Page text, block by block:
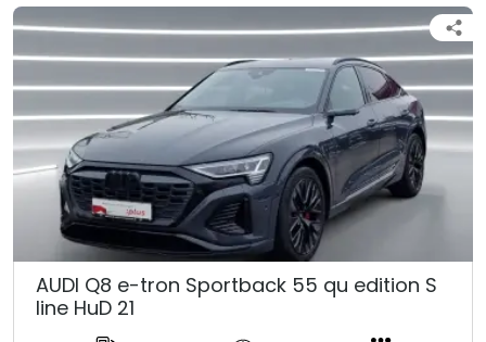
AUDI Q8 e-tron Sportback 55 qu edition S
line HuD 21